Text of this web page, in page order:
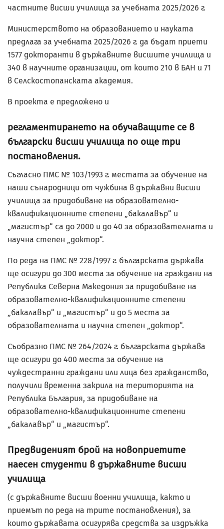
частните висши училища за учебната 2025/2026 г.
Министерството на образованието и науката
предлага за учебната 2025/2026 г. да бъдат приети
1577 докторанти в държавните висшите училища и
340 в научните организации, от които 210 в БАН и 71
в Селскостопанската академия.
В проекта е предложено и
регламентирането на обучаващите се в
български висши училища по още три
постановления.
Съгласно ПМС № 103/1993 г. местата за обучение на
наши сънародници от чужбина в държавни висши
училища за придобиване на образователно-
квалификационните степени „бакалавър“ и
„магистър“ са до 2000 и до 40 за образователната и
научна степен „доктор“.
По реда на ПМС № 228/1997 г. българската държава
ще осигури до 300 места за обучение на граждани на
Република Северна Македония за придобиване на
образователно-квалификационните степени
„бакалавър“ и „магистър“ и до 5 места за
образователната и научна степен „доктор“.
Съобразно ПМС № 264/2024 г. българската държава
ще осигури до 400 места за обучение на
чуждестранни граждани или лица без гражданство,
получили временна закрила на територията на
Република България, за придобиване на
образователно-квалификационните степени
„бакалавър“ и „магистър“.
Предвиденият брой на новоприетите
наесен студенти в държавните висши
училища
(с държавните висши военни училища, както и
приемът по реда на трите постановления), за
които държавата осигурява средства за издръжка